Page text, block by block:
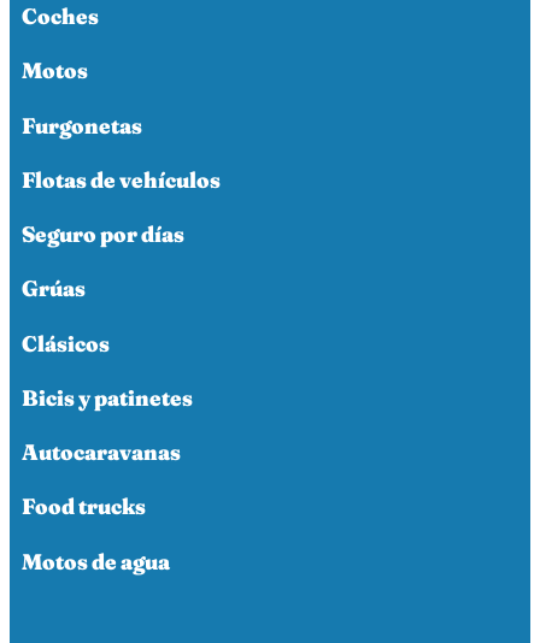
Coches
Motos
Furgonetas
Flotas de vehículos
Seguro por días
Grúas
Clásicos
Bicis y patinetes
Autocaravanas
Food trucks
Motos de agua